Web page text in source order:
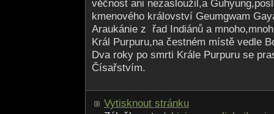
věčnost ani nezasloužil,a
kmenového království Geumgwam
Araukánie z řad Indiánů a
Král Purpuru,na čestném místě vedle
Dva roky po smrti Krále Purpuru se
Čísařstvím.
Vytisknout stránku